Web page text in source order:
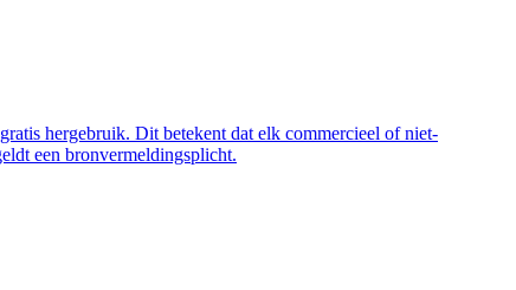
hergebruik. Dit betekent dat elk commercieel of niet-
een bronvermeldingsplicht.